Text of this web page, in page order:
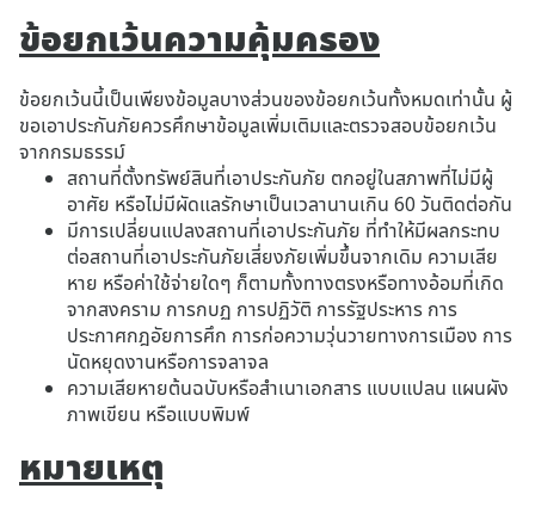
ข้อยกเว้นความคุ้มครอง
ข้อยกเว้นนี้เป็นเพียงข้อมูลบางส่วนของข้อยกเว้นทั้งหมดเท่านั้น ผู้
ขอเอาประกันภัยควรศึกษาข้อมูลเพิ่มเติมและตรวจสอบข้อยกเว้น
จากกรมธรรม์
สถานที่ตั้งทรัพย์สินที่เอาประกันภัย ตกอยู่ในสภาพที่ไม่มีผู้
อาศัย หรือไม่มีผัดแลรักษาเป็นเวลานานเกิน 60 วันติดต่อกัน
มีการเปลี่ยนแปลงสถานที่เอาประกันภัย ที่ทำให้มีผลกระทบ
ต่อสถานที่เอาประกันภัยเสี่ยงภัยเพิ่มขึ้นจากเดิม ความเสีย
หาย หรือค่าใช้จ่ายใดๆ ก็ตามทั้งทางตรงหรือทางอ้อมที่เกิด
จากสงคราม การกบฏ การปฏิวัติ การรัฐประหาร การ
ประกาศกฎอัยการศึก การก่อความวุ่นวายทางการเมือง การ
นัดหยุดงานหรือการจลาจล
ความเสียหายต้นฉบับหรือสำเนาเอกสาร แบบแปลน แผนผัง
ภาพเขียน หรือแบบพิมพ์
หมายเหตุ